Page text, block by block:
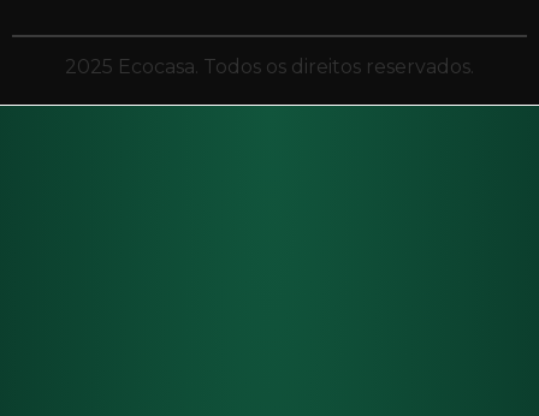
2025 Ecocasa. Todos os direitos reservados.